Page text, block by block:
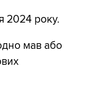
2024 року.
мав або